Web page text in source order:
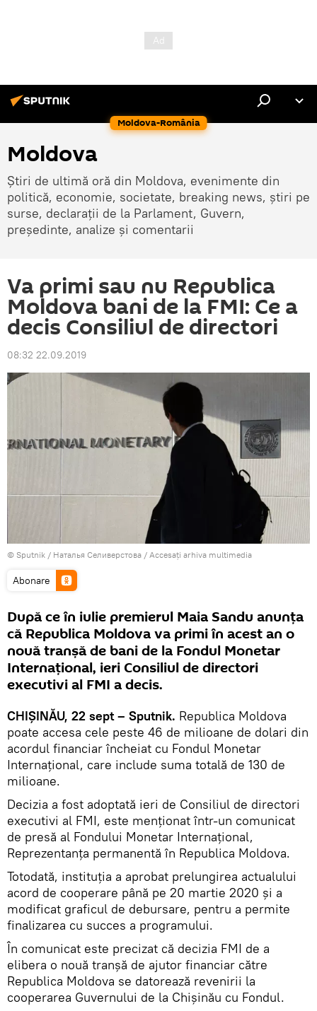
Moldova-România
Moldova
Știri de ultimă oră din Moldova, evenimente din
politică, economie, societate, breaking news, știri pe
surse, declarații de la Parlament, Guvern,
președinte, analize și comentarii
Va primi sau nu Republica
Moldova bani de la FMI: Ce a
decis Consiliul de directori
08:32 22.09.2019
© Sputnik / Наталья Селиверстова / Accesați arhiva multimedia
Abonare
După ce în iulie premierul Maia Sandu anunța
că Republica Moldova va primi în acest an o
nouă tranșă de bani de la Fondul Monetar
Internațional, ieri Consiliul de directori
executivi al FMI a decis.
CHIȘINĂU, 22 sept – Sputnik. Republica Moldova
poate accesa cele peste 46 de milioane de dolari din
acordul financiar încheiat cu Fondul Monetar
Internațional, care include suma totală de 130 de
milioane.
Decizia a fost adoptată ieri de Consiliul de directori
executivi al FMI, este menționat într-un comunicat
de presă al Fondului Monetar Internațional,
Reprezentanța permanentă în Republica Moldova.
Totodată, instituția a aprobat prelungirea actualului
acord de cooperare până pe 20 martie 2020 și a
modificat graficul de debursare, pentru a permite
finalizarea cu succes a programului.
În comunicat este precizat că decizia FMI de a
elibera o nouă tranșă de ajutor financiar către
Republica Moldova se datorează revenirii la
cooperarea Guvernului de la Chișinău cu Fondul.